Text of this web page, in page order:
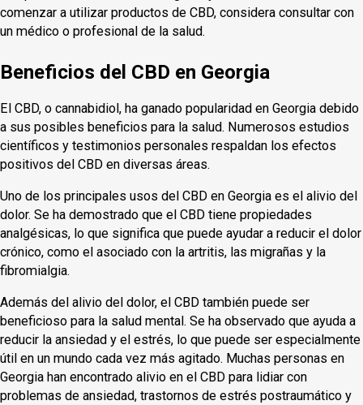
comenzar a utilizar productos de CBD, considera consultar con
un médico o profesional de la salud.
Beneficios del CBD en Georgia
El CBD, o cannabidiol, ha ganado popularidad en Georgia debido
a sus posibles beneficios para la salud. Numerosos estudios
científicos y testimonios personales respaldan los efectos
positivos del CBD en diversas áreas.
Uno de los principales usos del CBD en Georgia es el alivio del
dolor. Se ha demostrado que el CBD tiene propiedades
analgésicas, lo que significa que puede ayudar a reducir el dolor
crónico, como el asociado con la artritis, las migrañas y la
fibromialgia.
Además del alivio del dolor, el CBD también puede ser
beneficioso para la salud mental. Se ha observado que ayuda a
reducir la ansiedad y el estrés, lo que puede ser especialmente
útil en un mundo cada vez más agitado. Muchas personas en
Georgia han encontrado alivio en el CBD para lidiar con
problemas de ansiedad, trastornos de estrés postraumático y